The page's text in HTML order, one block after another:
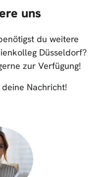
uns
du weitere
Düsseldorf?
zur Verfügung!
Nachricht!